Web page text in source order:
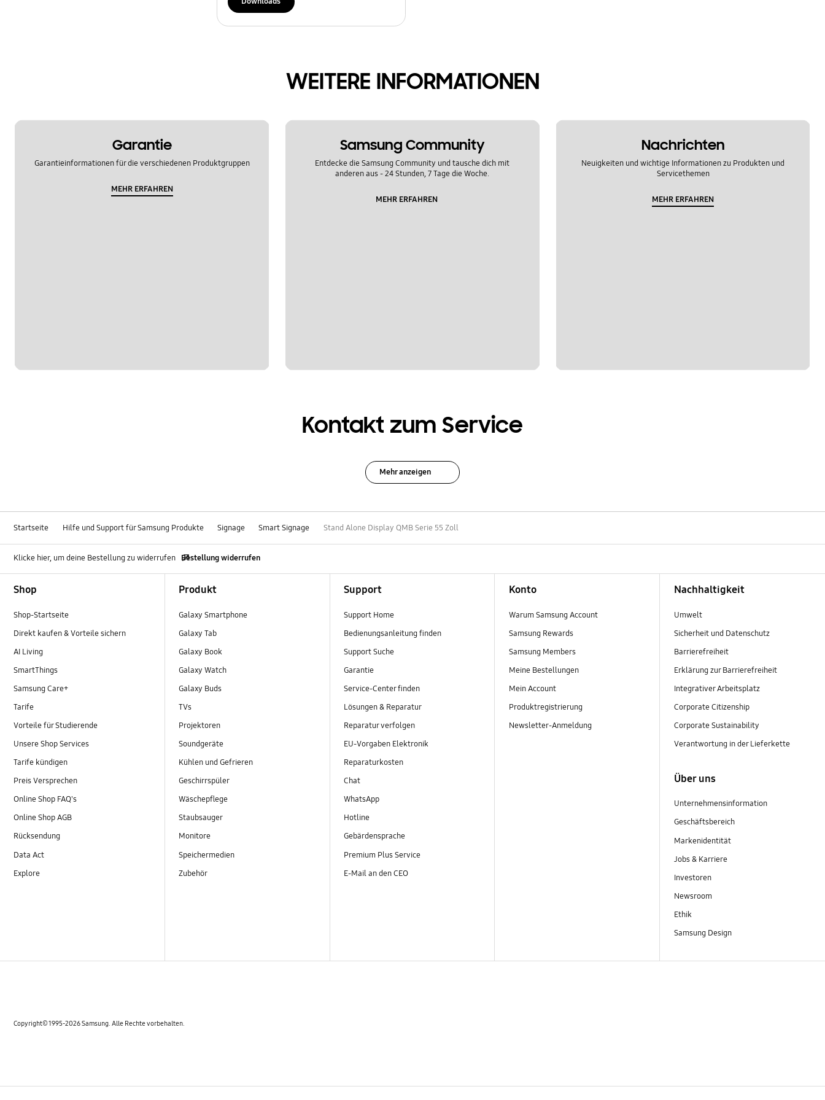
WEITERE INFORMATIONEN
Garantie
Garantieinformationen für die verschiedenen Produktgruppen
MEHR ERFAHREN
Samsung Community
Entdecke die Samsung Community und tausche dich mit
anderen aus - 24 Stunden, 7 Tage die Woche.
MEHR ERFAHREN
Nachrichten
Neuigkeiten und wichtige Informationen zu Produkten und
Servicethemen
MEHR ERFAHREN
Kontakt zum Service
Mehr anzeigen
Startseite Hilfe und Support für Samsung Produkte Signage Smart Signage Stand Alone Display QMB Serie 55 Zoll
Klicke hier, um deine Bestellung zu widerrufen Bestellung widerrufen
Shop
Shop-Startseite
Direkt kaufen & Vorteile sichern
AI Living
SmartThings
Samsung Care+
Tarife
Vorteile für Studierende
Unsere Shop Services
Tarife kündigen
Preis Versprechen
Online Shop FAQ's
Online Shop AGB
Rücksendung
Data Act
Explore
Produkt
Galaxy Smartphone
Galaxy Tab
Galaxy Book
Galaxy Watch
Galaxy Buds
TVs
Projektoren
Soundgeräte
Kühlen und Gefrieren
Geschirrspüler
Wäschepflege
Staubsauger
Monitore
Speichermedien
Zubehör
Support
Support Home
Bedienungsanleitung finden
Support Suche
Garantie
Service-Center finden
Lösungen & Reparatur
Reparatur verfolgen
EU-Vorgaben Elektronik
Reparaturkosten
Chat
WhatsApp
Hotline
Gebärdensprache
Premium Plus Service
E-Mail an den CEO
Konto
Warum Samsung Account
Samsung Rewards
Samsung Members
Meine Bestellungen
Mein Account
Produktregistrierung
Newsletter-Anmeldung
Nachhaltigkeit
Umwelt
Sicherheit und Datenschutz
Barrierefreiheit
Erklärung zur Barrierefreiheit
Integrativer Arbeitsplatz
Corporate Citizenship
Corporate Sustainability
Verantwortung in der Lieferkette
Über uns
Unternehmensinformation
Geschäftsbereich
Markenidentität
Jobs & Karriere
Investoren
Newsroom
Ethik
Samsung Design
Copyright© 1995-2026 Samsung. Alle Rechte vorbehalten.